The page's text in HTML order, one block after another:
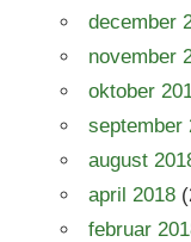
december
november
oktober
september
august
april 2018
februar